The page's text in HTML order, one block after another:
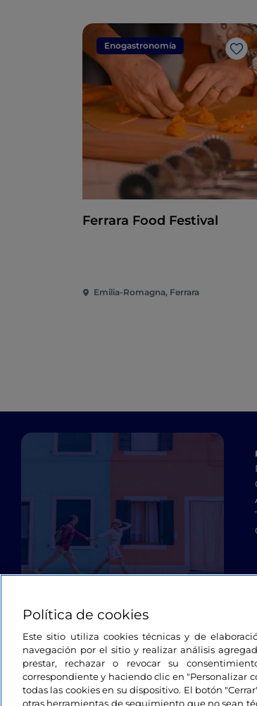
Enogastronomía
Me
Ferrara Food Festival
Emilia-Romagna, Ferrara
Política de cookies
Este sitio utiliza cookies técnicas y de
navegación por el sitio y realizar análisis
prestar, rechazar o revocar su
correspondiente y haciendo clic en "Personalizar
todas las cookies en su dispositivo. El botón
otras herramientas de seguimiento que no sean